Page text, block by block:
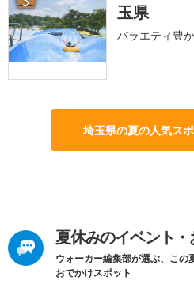
玉県
バラエティ豊
埼玉県の夏の人気ス
夏休みのイベント
ウォーカー編集部が選ぶ、この
おでかけスポット